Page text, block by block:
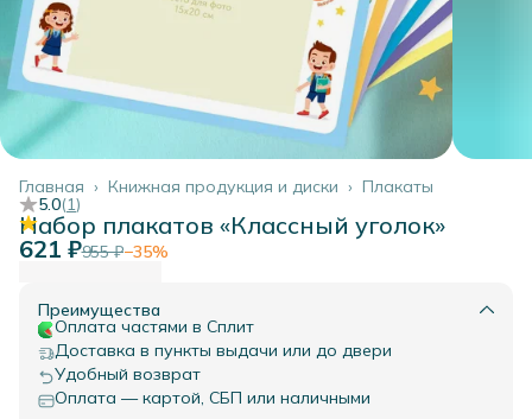
Плакаты
Книжная продукция и диски ›
Главная ›
5.0(1)
Набор плакатов «Классный уголок»
621 ₽955 ₽−35%
Преимущества
Оплата частями в Сплит
Доставка в пункты выдачи или до двери
Удобный возврат
Оплата — картой, СБП или наличными